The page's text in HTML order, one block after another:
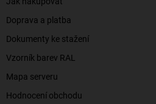
Doprava a platba
Dokumenty ke stažení
Vzorník barev RAL
Mapa serveru
Hodnocení obchodu